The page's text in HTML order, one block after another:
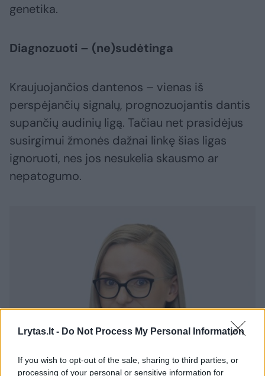
Lrytas.lt - Do Not Process My Personal Information
If you wish to opt-out of the sale, sharing to third parties, or
processing of your personal or sensitive information for
genetika.
Diagnozuoti – (ne)sudėtinga
Kraujuojančios dantenos – vienas iš
perspėjančių signalų, prognozuojantis dantis
supančių audinių ligą. Tačiau net prasidėjus
susirgimui žmonės dažnai linkę šias ligas
ignoruoti, nes jos nesukelia skausmo ar
nepatogumo.